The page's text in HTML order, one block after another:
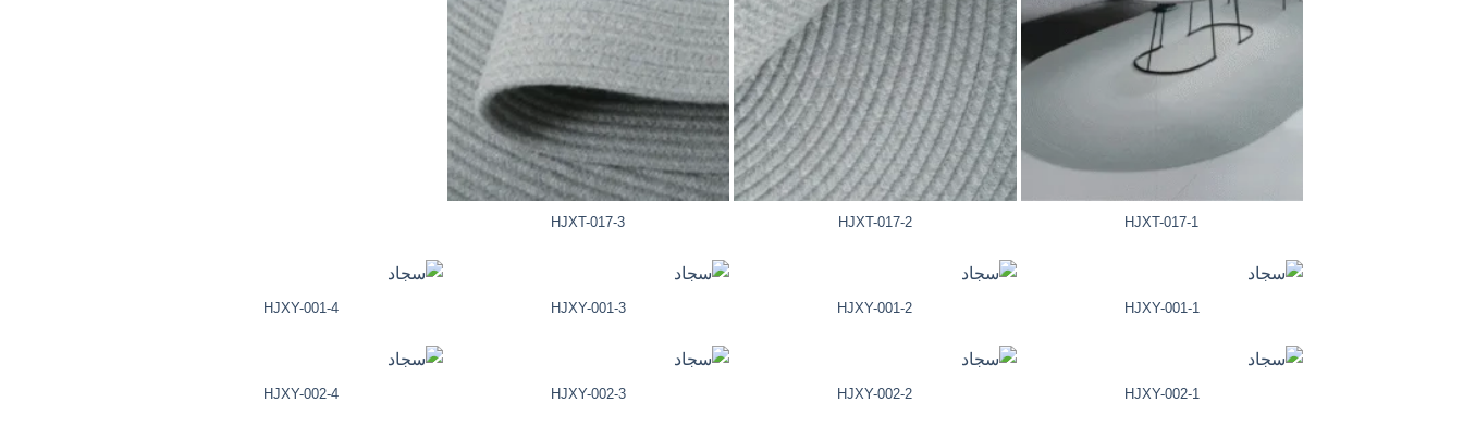
HJXT-017-1
HJXT-017-2
HJXT-017-3
HJXY-001-1
HJXY-001-2
HJXY-001-3
HJXY-001-4
HJXY-002-1
HJXY-002-2
HJXY-002-3
HJXY-002-4